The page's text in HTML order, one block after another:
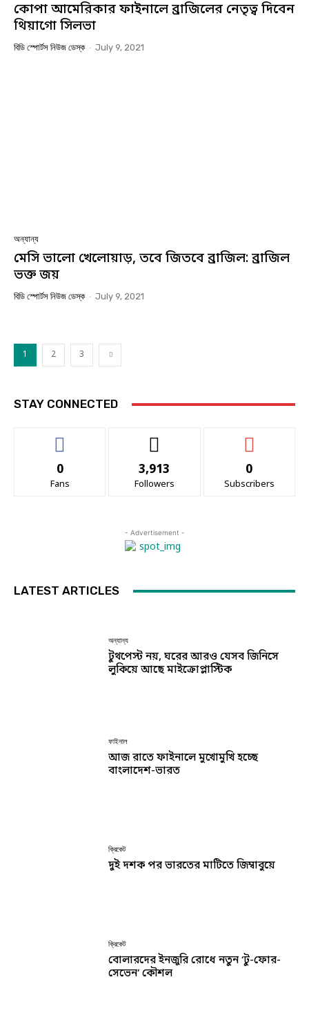
কোপা আমেরিকার ফাইনালে ব্রাজিলের নেতৃত্ব দিবেন
থিয়াগো সিলভা
বিডি স্পোর্টস নিউজ ডেস্ক - July 9, 2021
অন্যান্য
মেসি ভালো খেলোয়াড়, তবে জিতবে ব্রাজিল: ব্রাজিল
ভক্ত জয়
বিডি স্পোর্টস নিউজ ডেস্ক - July 9, 2021
1 2 3
STAY CONNECTED
0
Fans
3,913
Followers
0
Subscribers
- Advertisement -
LATEST ARTICLES
অন্যান্য
টুথপেস্ট নয়, ঘরের আরও যেসব জিনিসে
লুকিয়ে আছে মাইক্রোপ্লাস্টিক
ফাইনাল
আজ রাতে ফাইনালে মুখোমুখি হচ্ছে
বাংলাদেশ-ভারত
ক্রিকেট
দুই দশক পর ভারতের মাটিতে জিম্বাবুয়ে
ক্রিকেট
বোলারদের ইনজুরি রোধে নতুন ‘টু-ফোর-
সেভেন’ কৌশল